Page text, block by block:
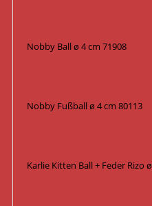
Nobby Ball ø 4 cm 71908
Nobby Fußball ø 4 cm 80113
Karlie Kitten Ball + Feder Rizo